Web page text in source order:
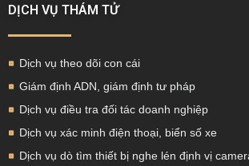
DỊCH VỤ THÁM TỬ
Dịch vụ theo dõi con cái
Giám định ADN, giám định tư pháp
Dịch vụ điều tra đối tác doanh nghiệp
Dịch vụ xác minh điện thoại, biển số xe
Dịch vụ dò tìm thiết bị nghe lén định vị